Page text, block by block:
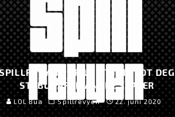
SPILLREVYEN: SPILLET SOM LOT DEG
STABLE AFRIKANSKE SLAVER
LOL Bua Spillrevyen 22. juni 2020